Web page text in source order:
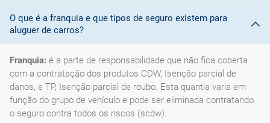
O que é a franquia e que tipos de seguro existem para
aluguer de carros?
Franquia: é a parte de responsabilidade que não fica coberta
com a contratação dos produtos CDW, Isenção parcial de
danos, e TP, Isenção parcial de roubo. Esta quantia varia em
função do grupo de vehículo e pode ser eliminada contratando
o seguro contra todos os riscos (scdw).